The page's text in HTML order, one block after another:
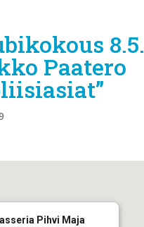
8.5.
Paatero
Pihvi Maja